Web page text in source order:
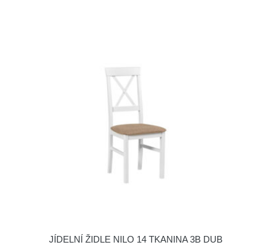
JÍDELNÍ ŽIDLE NILO 14 TKANINA 3B DUB